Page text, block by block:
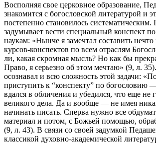
Восполняя свое церковное образование,
знакомится с богословской литературой и
постепенно становилось систематическим.
задумывает вести специальный конспект
наукам: «Нынче я замечтал составить нечто
курсов-конспектов по всем отраслям
ли, какая скромная мысль? Но как бы
Право, я серьезно об этом мечтаю» (9, л.
осознавал и всю сложность этой задачи:
приступить к “конспекту” по богословию
вдался в обличения и убедился, что еще не
великого дела. Да и вообще — не имея
начинать писать. Сперва нужно все
материал и потом, с Божьей помощью,
(9, л. 43). В связи со своей задумкой
классикой духовно-академической